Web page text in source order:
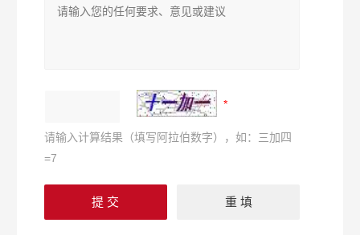
请输入计算结果（填写阿拉伯数字），如：三加四
=7